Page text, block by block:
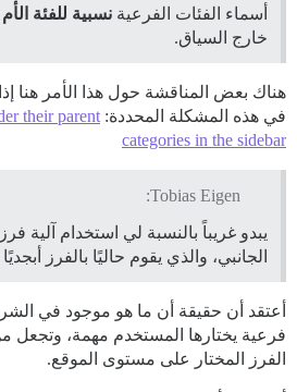
أسماء الفئات الفرعية نسبية للفئة الأم
خارج السياق.
هناك بعض المناقشة حول هذا الأمر هنا
في هذه المشكلة المحددة: their parent
categories in the sidebar
Tobias Eigen:
يبدو غريباً بالنسبة لي استخدام آلية
الجانبي، والذي يقوم حاليًا بالفرز أبجديًا
أعتقد أن حقيقة أن ما هو موجود في
فرعية يختارها المستخدم مهمة، وتجعل
الفرز المختار على مستوى الموقع.